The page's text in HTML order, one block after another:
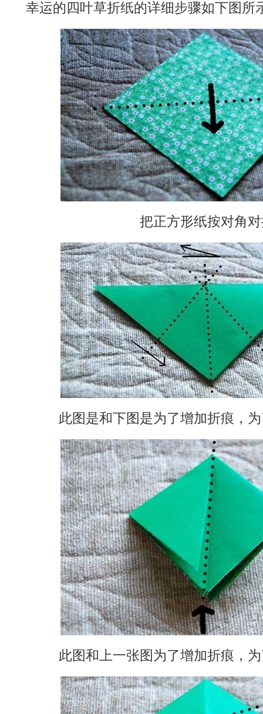
幸运的四叶草折纸的详细步骤如下图所
把正方形纸按对角
此图是和下图是为了增加折痕，
此图和上一张图为了增加折痕，